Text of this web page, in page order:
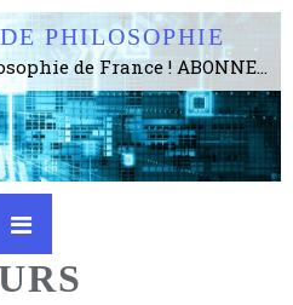
PHILOSOPHIE
Le plus gros site de philosophie de France ! ABONNEZ-VOUS ! 4115 Articles, 1634 abonné·e·s, depuis 2006 . . . . . . . . 2 852 214 pages vues jusqu'à présent. Prestance et être apte à un plus grand nombre de choses.